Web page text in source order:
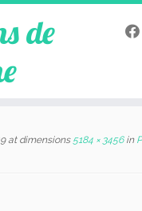
de
at dimensions5184 × 3456in